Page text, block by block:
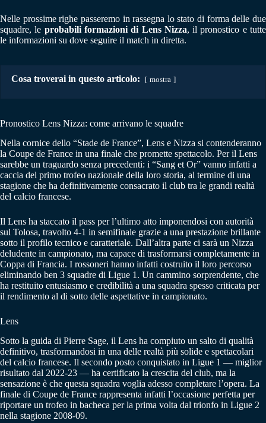
Nelle prossime righe passeremo in rassegna lo stato di forma delle due
squadre, le probabili formazioni di Lens Nizza, il pronostico e tutte
le informazioni su dove seguire il match in diretta.
Cosa troverai in questo articolo: mostra
Pronostico Lens Nizza: come arrivano le squadre
Nella cornice dello “Stade de France”, Lens e Nizza si contenderanno
la Coupe de France in una finale che promette spettacolo. Per il Lens
sarebbe un traguardo senza precedenti: i “Sang et Or” vanno infatti a
caccia del primo trofeo nazionale della loro storia, al termine di una
stagione che ha definitivamente consacrato il club tra le grandi realtà
del calcio francese.
Il Lens ha staccato il pass per l’ultimo atto imponendosi con autorità
sul Tolosa, travolto 4-1 in semifinale grazie a una prestazione brillante
sotto il profilo tecnico e caratteriale. Dall’altra parte ci sarà un Nizza
deludente in campionato, ma capace di trasformarsi completamente in
Coppa di Francia. I rossoneri hanno infatti costruito il loro percorso
eliminando ben 3 squadre di Ligue 1. Un cammino sorprendente, che
ha restituito entusiasmo e credibilità a una squadra spesso criticata per
il rendimento al di sotto delle aspettative in campionato.
Lens
Sotto la guida di Pierre Sage, il Lens ha compiuto un salto di qualità
definitivo, trasformandosi in una delle realtà più solide e spettacolari
del calcio francese. Il secondo posto conquistato in Ligue 1 — miglior
risultato dal 2022-23 — ha certificato la crescita del club, ma la
sensazione è che questa squadra voglia adesso completare l’opera. La
finale di Coupe de France rappresenta infatti l’occasione perfetta per
riportare un trofeo in bacheca per la prima volta dal trionfo in Ligue 2
nella stagione 2008-09.